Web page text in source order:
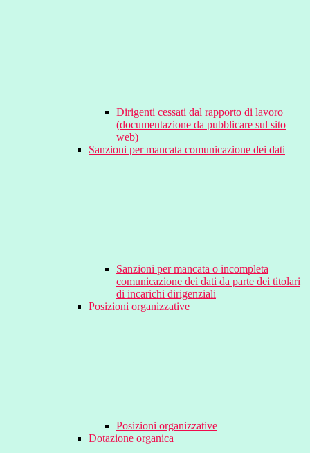
Dirigenti cessati dal rapporto di lavoro
(documentazione da pubblicare sul sito
web)
Sanzioni per mancata comunicazione dei dati
Sanzioni per mancata o incompleta
comunicazione dei dati da parte dei titolari
di incarichi dirigenziali
Posizioni organizzative
Posizioni organizzative
Dotazione organica